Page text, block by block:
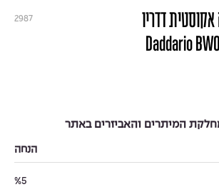
2987
דדריו
0.53 - Daddario
המיתרים והאביזרים באתר
הנחה
%5